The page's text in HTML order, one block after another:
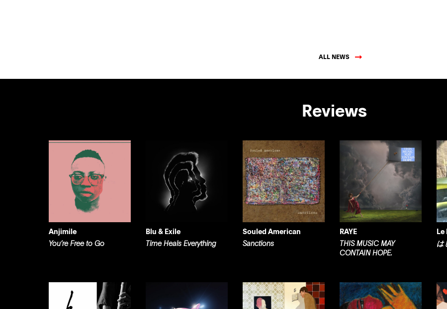
ALL NEWS
Reviews
Anjimile
You’re Free to Go
Blu & Exile
Time Heals Everything
Souled American
Sanctions
RAYE
THIS MUSIC MAY
CONTAIN HOPE.
Le
は